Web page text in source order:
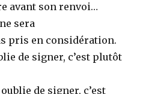
avant son renvoi…
sera
pris en considération.
de signer, c’est plutôt
de signer, c’est